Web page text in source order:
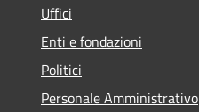
Uffici
Enti e fondazioni
Politici
Personale Amministrativo